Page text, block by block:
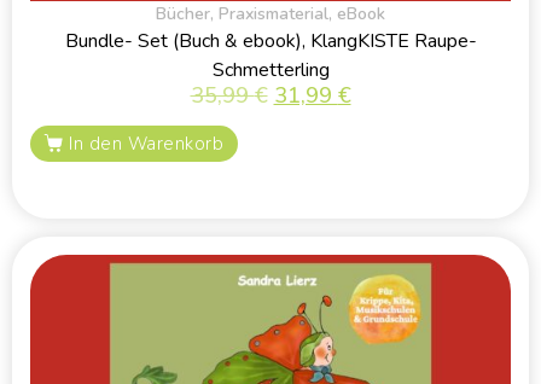
Bücher, Praxismaterial, eBook
Bundle- Set (Buch & ebook), KlangKISTE Raupe-
Schmetterling
35,99€ 31,99 €
In den Warenkorb